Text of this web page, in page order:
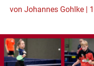
von Johannes Gohlke |